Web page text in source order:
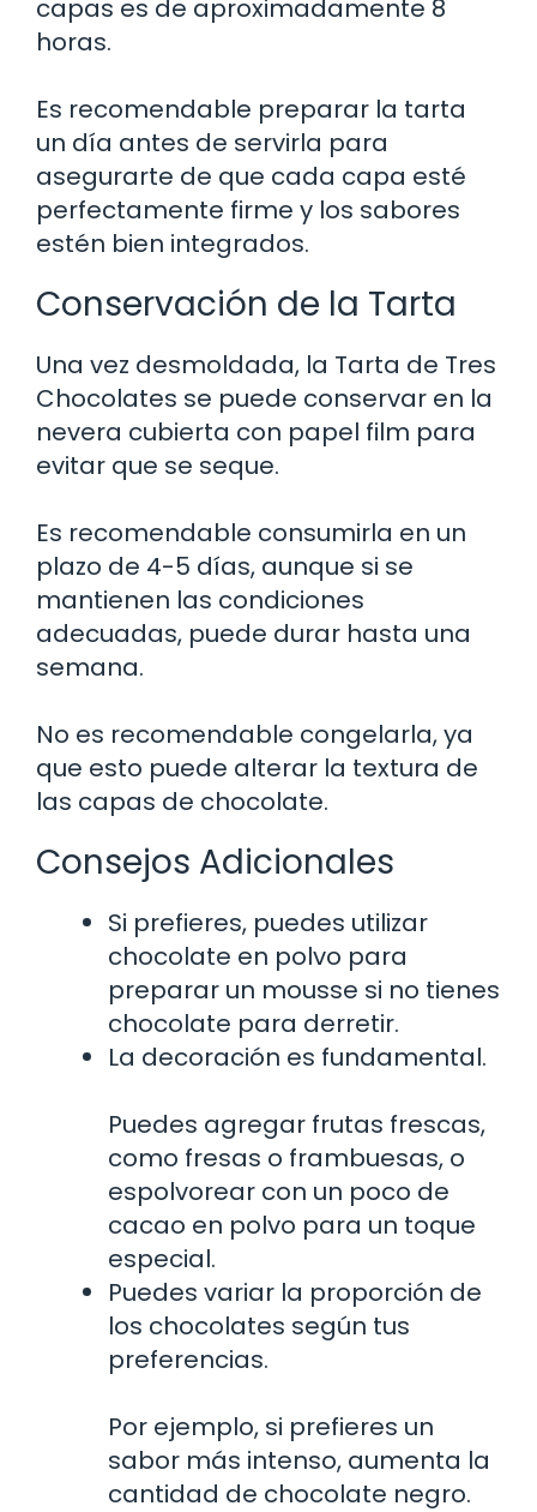
capas es de aproximadamente 8
horas.
Es recomendable preparar la tarta
un día antes de servirla para
asegurarte de que cada capa esté
perfectamente firme y los sabores
estén bien integrados.
Conservación de la Tarta
Una vez desmoldada, la Tarta de Tres
Chocolates se puede conservar en la
nevera cubierta con papel film para
evitar que se seque.
Es recomendable consumirla en un
plazo de 4-5 días, aunque si se
mantienen las condiciones
adecuadas, puede durar hasta una
semana.
No es recomendable congelarla, ya
que esto puede alterar la textura de
las capas de chocolate.
Consejos Adicionales
Si prefieres, puedes utilizar
chocolate en polvo para
preparar un mousse si no tienes
chocolate para derretir.
La decoración es fundamental.
Puedes agregar frutas frescas,
como fresas o frambuesas, o
espolvorear con un poco de
cacao en polvo para un toque
especial.
Puedes variar la proporción de
los chocolates según tus
preferencias.
Por ejemplo, si prefieres un
sabor más intenso, aumenta la
cantidad de chocolate negro.